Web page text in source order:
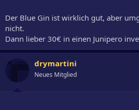
Der Blue Gin ist wirklich gut, aber
nicht.
Dann lieber 30€ in einen Junipero
drymartini
Neues Mitglied